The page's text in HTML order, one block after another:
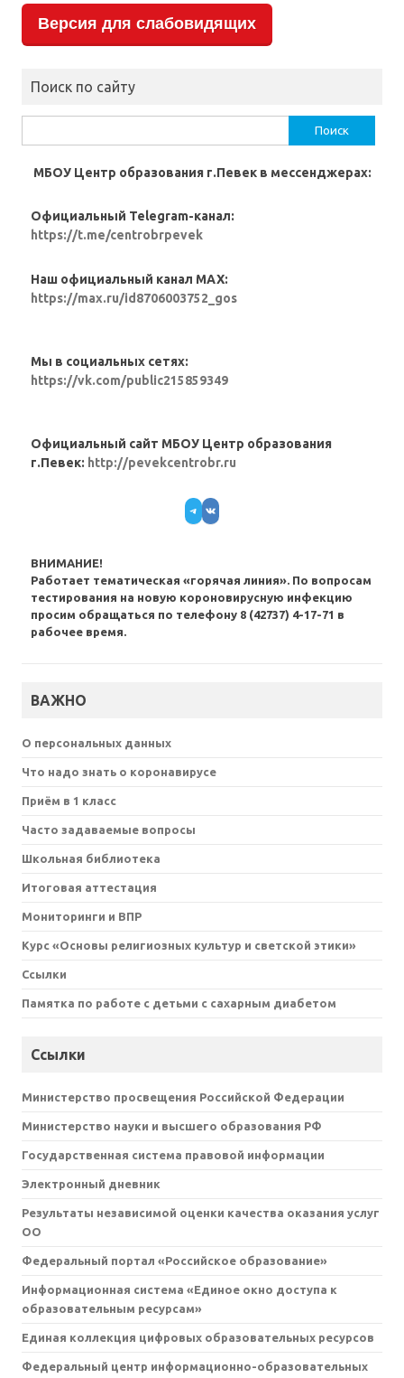
Версия для слабовидящих
Поиск по сайту
МБОУ Центр образования г.Певек в мессенджерах:
Официальный Telegram-канал:
https://t.me/centrobrpevek
Наш официальный канал MAX:
https://max.ru/id8706003752_gos
Мы в социальных сетях:
https://vk.com/public215859349
Официальный сайт МБОУ Центр образования
г.Певек: http://pevekcentrobr.ru
Telegram
VK
ВНИМАНИЕ!
Работает тематическая «горячая линия». По вопросам
тестирования на новую короновирусную инфекцию
просим обращаться по телефону 8 (42737) 4-17-71 в
рабочее время.
ВАЖНО
О персональных данных
Что надо знать о коронавирусе
Приём в 1 класс
Часто задаваемые вопросы
Школьная библиотека
Итоговая аттестация
Мониторинги и ВПР
Курс «Основы религиозных культур и светской этики»
Ссылки
Памятка по работе с детьми с сахарным диабетом
Ссылки
Министерство просвещения Российской Федерации
Министерство науки и высшего образования РФ
Государственная система правовой информации
Электронный дневник
Результаты независимой оценки качества оказания услуг
ОО
Федеральный портал «Российское образование»
Информационная система «Единое окно доступа к
образовательным ресурсам»
Единая коллекция цифровых образовательных ресурсов
Федеральный центр информационно-образовательных